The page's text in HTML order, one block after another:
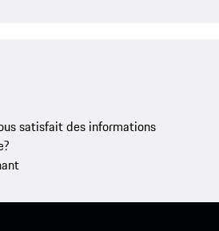
satisfait des informations